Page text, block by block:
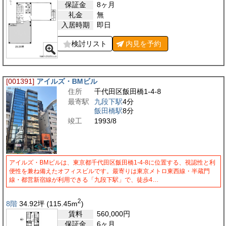
保証金
8ヶ月
礼金
無
入居時期
即日
検討リスト 内見を予約
[001391] アイルズ・BMビル
住所
千代田区飯田橋1-4-8
最寄駅
九段下駅4分
飯田橋駅8分
竣工
1993/8
アイルズ・BMビルは、東京都千代田区飯田橋1-4-8に位置する、視認性と利
便性を兼ね備えたオフィスビルです。最寄りは東京メトロ東西線・半蔵門
線・都営新宿線が利用できる「九段下駅」で、徒歩4…
8階 34.92坪 (115.45m2)
賃料
560,000円
保証金
6ヶ月